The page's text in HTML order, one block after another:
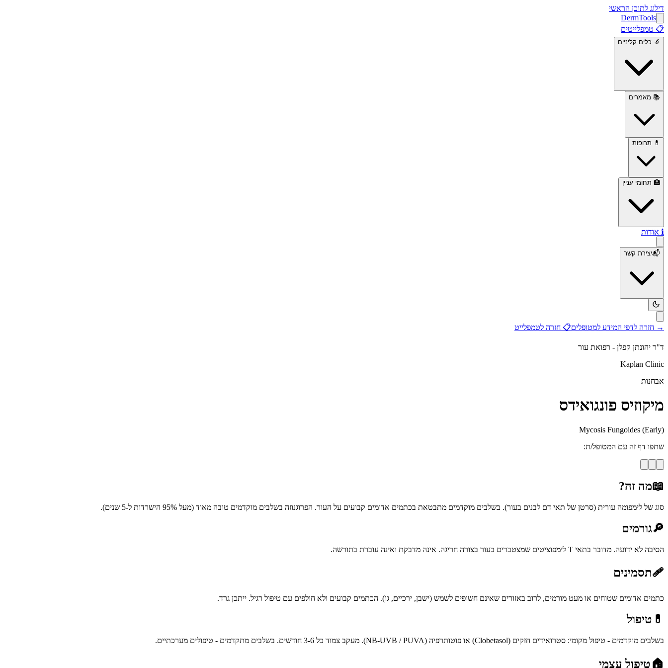
דילוג לתוכן הראשי
DermTools
📋 טמפלייטים
🔬 כלים קליניים
📚 מאמרים
💊 תרופות
🏥 תחומי עניין
ℹ️ אודות
📬יצירת קשר
→ חזרה לדפי המידע למטופלים📋 חזרה לטמפלייט
ד"ר יהונתן קפלן - רפואת עור
Kaplan Clinic
אבחנות
מיקוזיס פונגואידס
Mycosis Fungoides (Early)
שתפו דף זה עם המטופל/ת:
📖מה זה?
סוג של לימפומה עורית (סרטן של תאי דם לבנים בעור). בשלבים מוקדמים מתבטאת בכתמים אדומים קבועים על העור. הפרוגנוזה בשלבים מוקדמים טובה מאוד (מעל 95% הישרדות ל-5 שנים).
🔎גורמים
הסיבה לא ידועה. מדובר בתאי T לימפוציטים שמצטברים בעור בצורה חריגה. אינה מדבקת ואינה עוברת בתורשה.
🩹תסמינים
כתמים אדומים שטוחים או מעט מורמים, לרוב באזורים שאינם חשופים לשמש (ישבן, ירכיים, גו). הכתמים קבועים ולא חולפים עם טיפול רגיל. ייתכן גרד.
💊 טיפול
בשלבים מוקדמים - טיפול מקומי: סטרואידים חזקים (Clobetasol) או פוטותרפיה (NB-UVB / PUVA). מעקב צמוד כל 3-6 חודשים. בשלבים מתקדמים - טיפולים מערכתיים.
🏠טיפול עצמי